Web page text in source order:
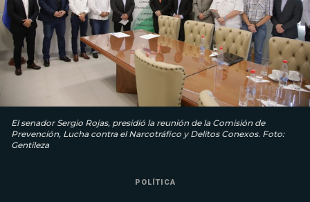
El senador Sergio Rojas, presidió la reunión de la Comisión de
Prevención, Lucha contra el Narcotráfico y Delitos Conexos. Foto:
Gentileza
POLÍTICA